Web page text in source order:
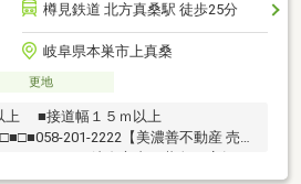
樽見鉄道 北方真桑駅 徒歩25分
岐阜県本巣市上真桑
更地
■接道幅１５ｍ以上
201-2222【美濃善不動産 売買
けたことありませんか。私たちが美